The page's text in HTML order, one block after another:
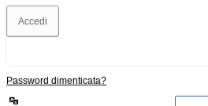
Password dimenticata?